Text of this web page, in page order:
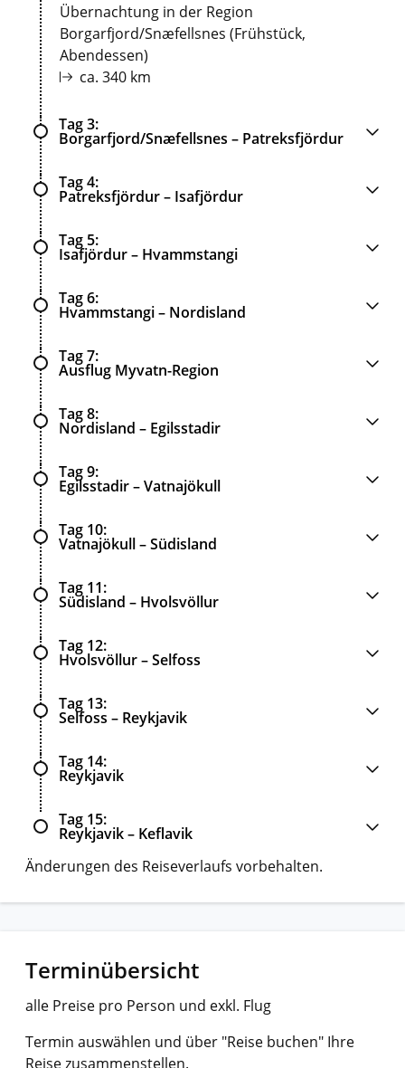
Übernachtung in der Region
Borgarfjord/Snæfellsnes (Frühstück,
Abendessen)
ca. 340 km
Tag 3
Borgarfjord/Snæfellsnes – Patreksfjördur
Tag 4
Patreksfjördur – Isafjördur
Tag 5
Isafjördur – Hvammstangi
Tag 6
Hvammstangi – Nordisland
Tag 7
Ausflug Myvatn-Region
Tag 8
Nordisland – Egilsstadir
Tag 9
Egilsstadir – Vatnajökull
Tag 10
Vatnajökull – Südisland
Tag 11
Südisland – Hvolsvöllur
Tag 12
Hvolsvöllur – Selfoss
Tag 13
Selfoss – Reykjavik
Tag 14
Reykjavik
Tag 15
Reykjavik – Keflavik
Änderungen des Reiseverlaufs vorbehalten.
Terminübersicht
alle Preise pro Person und exkl. Flug
Termin auswählen und über "Reise buchen" Ihre
Reise zusammenstellen.